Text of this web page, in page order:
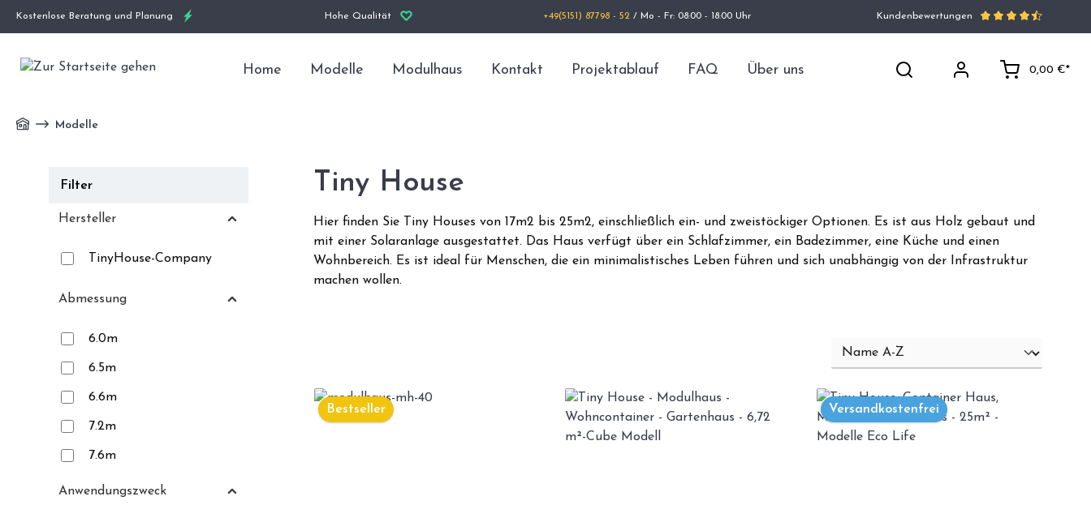
Kostenlose Beratung und Planung Hohe Qualität +49(5151) 87798 - 52 / Mo - Fr: 08:00 - 18:00 Uhr Kundenbewertungen
Home Modelle Modulhaus Kontakt Projektablauf FAQ Über uns 0,00 €*
Modelle
Filter
Hersteller
TinyHouse-Company
Abmessung
6.0m
6.5m
6.6m
7.2m
7.6m
7.25m
Anwendungszweck
Tiny House
Hier finden Sie Tiny Houses von 17m2 bis 25m2, einschließlich ein- und zweistöckiger Optionen. Es ist aus Holz gebaut und
mit einer Solaranlage ausgestattet. Das Haus verfügt über ein Schlafzimmer, ein Badezimmer, eine Küche und einen
Wohnbereich. Es ist ideal für Menschen, die ein minimalistisches Leben führen und sich unabhängig von der Infrastruktur
machen wollen.
Bestseller Versandkostenfrei